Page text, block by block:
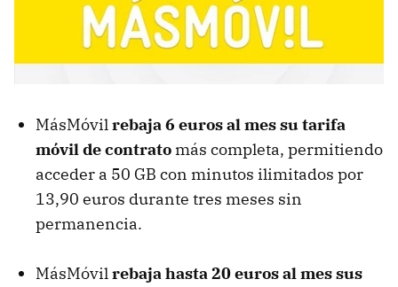
MásMóvilrebaja 6 euros al mes su tarifa
móvil de contrato más completa, permitiendo
acceder a 50 GB con minutos ilimitados por
13,90 euros durante tres meses sin
permanencia.
MásMóvilrebaja hasta 20 euros al mes sus